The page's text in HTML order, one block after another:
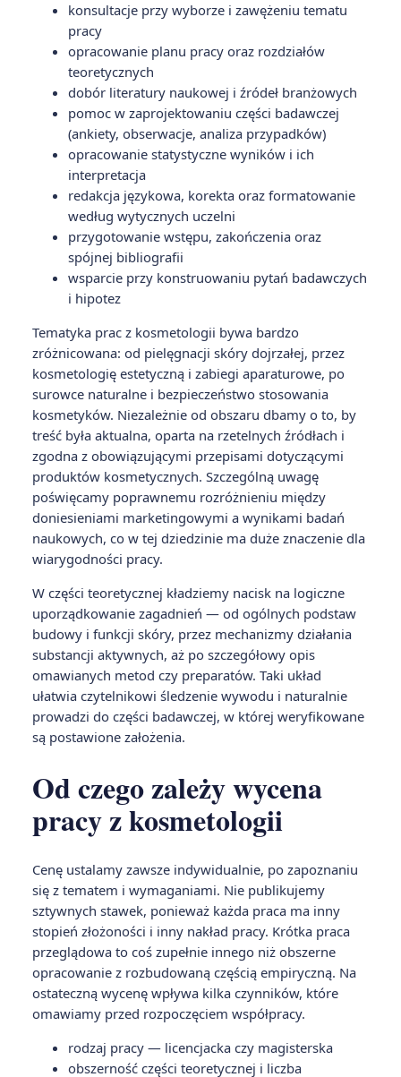
konsultacje przy wyborze i zawężeniu tematu
pracy
opracowanie planu pracy oraz rozdziałów
teoretycznych
dobór literatury naukowej i źródeł branżowych
pomoc w zaprojektowaniu części badawczej
(ankiety, obserwacje, analiza przypadków)
opracowanie statystyczne wyników i ich
interpretacja
redakcja językowa, korekta oraz formatowanie
według wytycznych uczelni
przygotowanie wstępu, zakończenia oraz
spójnej bibliografii
wsparcie przy konstruowaniu pytań badawczych
i hipotez
Tematyka prac z kosmetologii bywa bardzo
zróżnicowana: od pielęgnacji skóry dojrzałej, przez
kosmetologię estetyczną i zabiegi aparaturowe, po
surowce naturalne i bezpieczeństwo stosowania
kosmetyków. Niezależnie od obszaru dbamy o to, by
treść była aktualna, oparta na rzetelnych źródłach i
zgodna z obowiązującymi przepisami dotyczącymi
produktów kosmetycznych. Szczególną uwagę
poświęcamy poprawnemu rozróżnieniu między
doniesieniami marketingowymi a wynikami badań
naukowych, co w tej dziedzinie ma duże znaczenie dla
wiarygodności pracy.
W części teoretycznej kładziemy nacisk na logiczne
uporządkowanie zagadnień — od ogólnych podstaw
budowy i funkcji skóry, przez mechanizmy działania
substancji aktywnych, aż po szczegółowy opis
omawianych metod czy preparatów. Taki układ
ułatwia czytelnikowi śledzenie wywodu i naturalnie
prowadzi do części badawczej, w której weryfikowane
są postawione założenia.
Od czego zależy wycena
pracy z kosmetologii
Cenę ustalamy zawsze indywidualnie, po zapoznaniu
się z tematem i wymaganiami. Nie publikujemy
sztywnych stawek, ponieważ każda praca ma inny
stopień złożoności i inny nakład pracy. Krótka praca
przeglądowa to coś zupełnie innego niż obszerne
opracowanie z rozbudowaną częścią empiryczną. Na
ostateczną wycenę wpływa kilka czynników, które
omawiamy przed rozpoczęciem współpracy.
rodzaj pracy — licencjacka czy magisterska
obszerność części teoretycznej i liczba